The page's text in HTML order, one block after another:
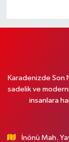
Karadenizde Son
sadelik ve
insanlara
İnönü Mah.